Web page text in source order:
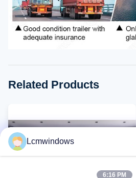
Related Products
Lcmwindows
6:16 PM